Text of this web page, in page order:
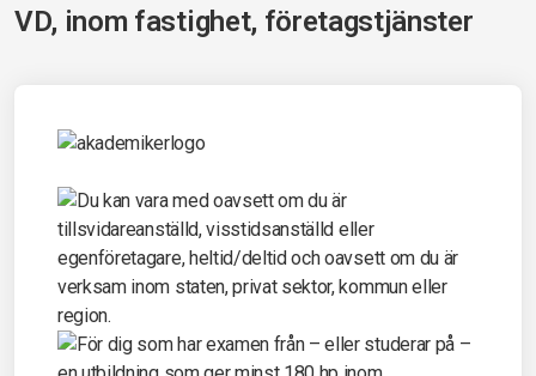
VD, inom fastighet, företagstjänster